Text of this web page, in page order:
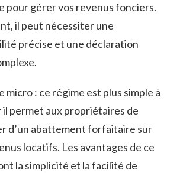
pour gérer ‍vos ‌revenus⁣ fonciers.
il peut nécessiter ⁤une‍
précise⁣ et une déclaration
micro : ce régime ⁢est plus simple à
il permet aux propriétaires de
d’un abattement forfaitaire sur
locatifs. ⁢Les ⁤avantages de ⁢ce
la simplicité et la​ facilité de